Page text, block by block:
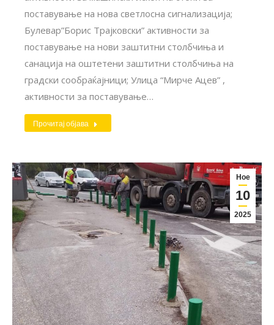
поставување на нова светлосна сигнализација;
Булевар”Борис Трајковски” активности за
поставување на нови заштитни столбчиња и
санација на оштетени заштитни столбчиња на
градски сообраќајници; Улица “Мирче Ацев” ,
активности за поставување…
Прочитај објава
Ное
10
2025